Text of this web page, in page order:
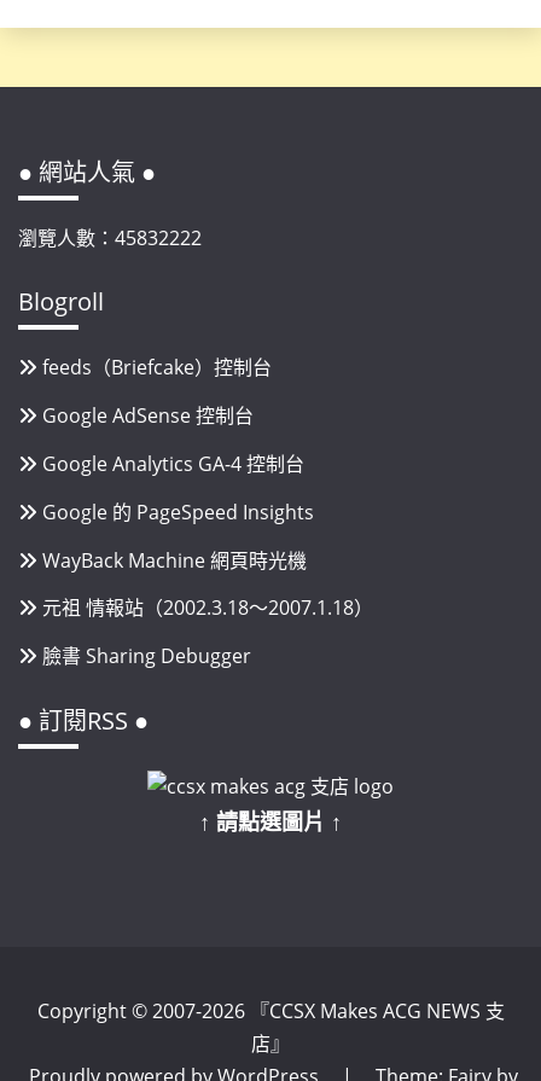
● 網站人氣 ●
瀏覽人數：45832222
Blogroll
feeds（Briefcake）控制台
Google AdSense 控制台
Google Analytics GA-4 控制台
Google 的 PageSpeed Insights
WayBack Machine 網頁時光機
元祖 情報站（2002.3.18～2007.1.18）
臉書 Sharing Debugger
● 訂閱RSS ●
↑ 請點選圖片 ↑
Copyright © 2007-2026 『CCSX Makes ACG NEWS 支
店』